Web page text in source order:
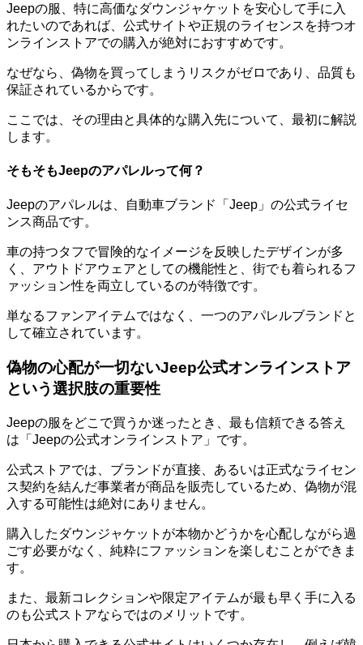
Jeepの服、特に高価なダウンジャケットを安心して手に入
れたいのであれば、公式サイトや正規のライセンスを持つオ
ンラインストアでの購入が絶対におすすめです。
なぜなら、 偽物を買ってしまうリスクがゼロであり、品質も
保証されているからです。
ここでは、その理由と具体的な購入先について、最初に解説
します。
そもそもJeepのアパレルって何？
Jeepのアパレルは、自動車ブランド「Jeep」の公式ライセ
ンス商品です。
車の持つタフで冒険的なイメージを反映したデザインが多
く、アウトドアウェアとしての機能性と、街でも着られるフ
ァッション性を両立しているのが特徴です。
単なるファンアイテムではなく、一つのアパレルブランドと
して確立されています。
偽物の心配が一切ないJeep公式オンラインストア
という選択肢の重要性
Jeepの服をどこで買うか迷ったとき、最も信頼できる答え
は「Jeepの公式オンラインストア」です。
公式ストアでは、ブランドが直接、あるいは正式なライセン
ス契約を結んだ事業者が商品を販売しているため、 偽物が混
入する可能性は絶対にありません。
購入したダウンジャケットが本物かどうかを心配しながら過
ごす必要がなく、純粋にファッションを楽しむことができま
す。
また、 最新コレクションや限定アイテムが最も早く手に入る
のも公式ストアならではのメリットです。